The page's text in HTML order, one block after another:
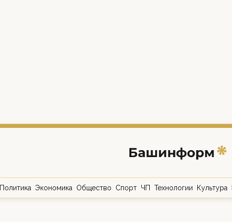
Политика Экономика Общество Спорт ЧП Технологии Культура